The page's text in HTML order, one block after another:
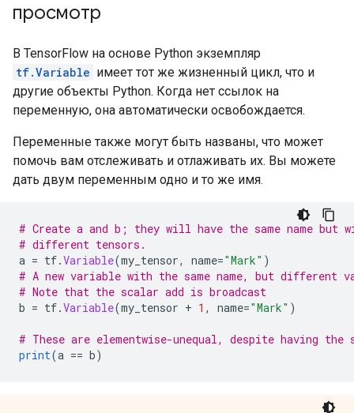
просмотр
В TensorFlow на основе Python экземпляр
tf.Variable имеет тот же жизненный цикл, что и
другие объекты Python. Когда нет ссылок на
переменную, она автоматически освобождается.
Переменные также могут быть названы, что может
помочь вам отслеживать и отлаживать их. Вы можете
дать двум переменным одно и то же имя.
# Create a and b; they will have the same name but
# different tensors.
a = tf.Variable(my_tensor, name="Mark" )
# A new variable with the same name, but different
# Note that the scalar add is broadcast
b = tf.Variable(my_tensor + 1 , name="Mark" )
# These are elementwise-unequal, despite having the
print(a == b)